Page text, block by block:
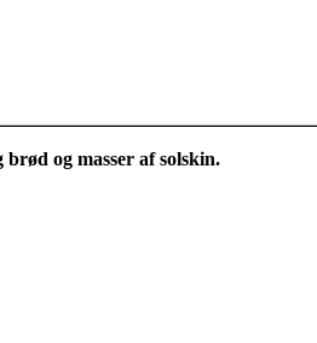
og masser af solskin.